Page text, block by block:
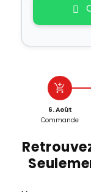
add_shopping_cart
6. Août
Commande